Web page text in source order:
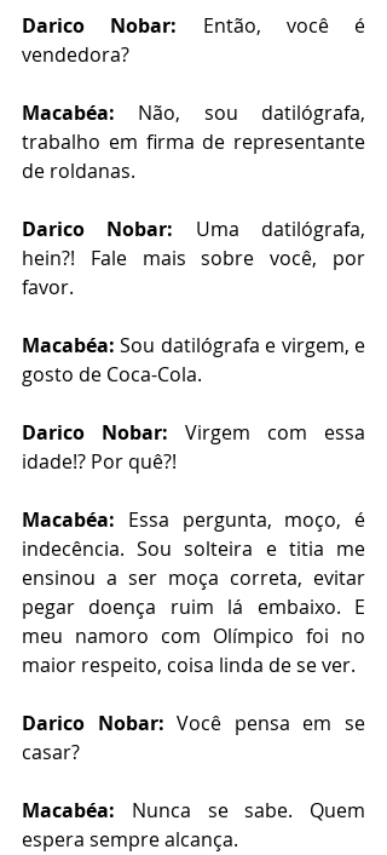
Darico Nobar: Então, você é
vendedora?
Macabéa: Não,
sou datilógrafa,
trabalho em firma de representante
de roldanas.
Darico Nobar: Uma datilógrafa,
hein?! Fale mais sobre você, por
favor.
Macabéa: Sou datilógrafa e virgem, e
gosto de Coca-Cola.
Darico Nobar: Virgem com essa
idade!? Por quê?!
Macabéa: Essa pergunta, moço, é
indecência. Sou solteira e titia me
ensinou a ser moça correta, evitar
pegar doença ruim lá embaixo. E
meu namoro com Olímpico foi no
maior respeito, coisa linda de se ver.
Darico Nobar: Você pensa em se
casar?
Macabéa: Nunca se sabe. Quem
espera sempre alcança.